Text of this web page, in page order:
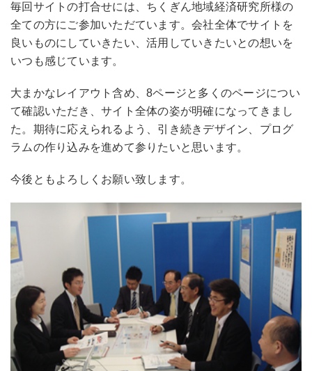
毎回サイトの打合せには、ちくぎん地域経済研究所様の
全ての方にご参加いただています。会社全体でサイトを
良いものにしていきたい、活用していきたいとの想いを
いつも感じています。
大まかなレイアウト含め、8ページと多くのページについ
て確認いただき、サイト全体の姿が明確になってきまし
た。期待に応えられるよう、引き続きデザイン、プログ
ラムの作り込みを進めて参りたいと思います。
今後ともよろしくお願い致します。